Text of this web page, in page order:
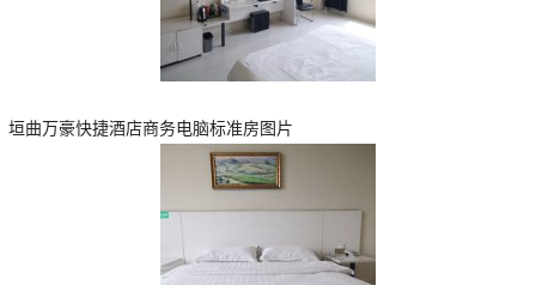
垣曲万豪快捷酒店商务电脑标准房图片